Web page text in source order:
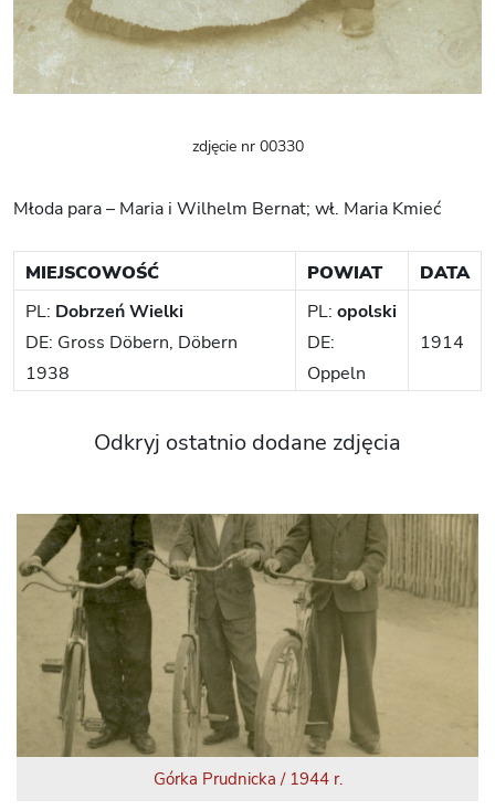
zdjęcie nr 00330
Młoda para – Maria i Wilhelm Bernat; wł. Maria Kmieć
MIEJSCOWOŚĆ POWIAT
DATA
PL: Dobrzeń Wielki
DE: Gross Döbern, Döbern
1938
PL: opolski
DE:
Oppeln
1914
Odkryj ostatnio dodane zdjęcia
Górka Prudnicka / 1944 r.